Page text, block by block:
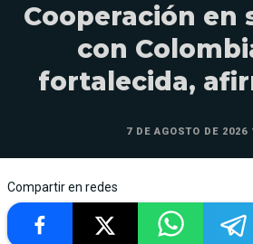
Cooperación en
con
fortalecida,
7 DE AGOSTO DE 2026
Compartir en redes